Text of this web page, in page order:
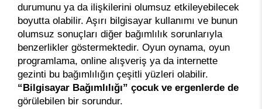
durumunu ya da ilişkilerini olumsuz etkileyebilecek
boyutta olabilir. Aşırı bilgisayar kullanımı ve bunun
olumsuz sonuçları diğer bağımlılık sorunlarıyla
benzerlikler göstermektedir. Oyun oynama, oyun
programlama, online alışveriş ya da internette
gezinti bu bağımlılığın çeşitli yüzleri olabilir.
“Bilgisayar Bağımlılığı” çocuk ve ergenlerde de
görülebilen bir sorundur.